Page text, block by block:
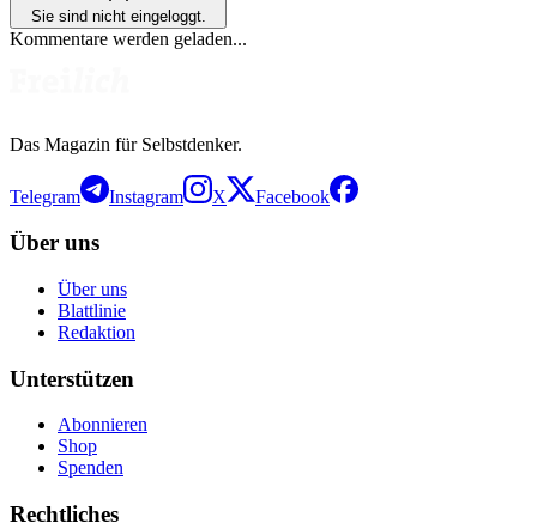
Sie sind nicht eingeloggt.
Kommentare werden geladen...
Das Magazin für Selbstdenker.
Telegram Instagram X Facebook
Über uns
Über uns
Blattlinie
Redaktion
Unterstützen
Abonnieren
Shop
Spenden
Rechtliches